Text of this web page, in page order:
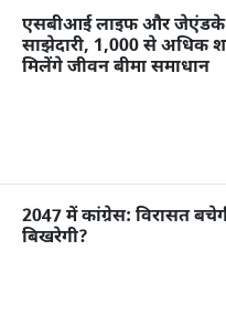
एसबीआई लाइफ और
साझेदारी, 1,000 से अधिक
मिलेंगे जीवन बीमा समाधान
2047 में कांग्रेस: विरासत
बिखरेगी?